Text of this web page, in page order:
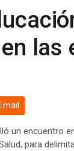
las
Email
un encuentro
para